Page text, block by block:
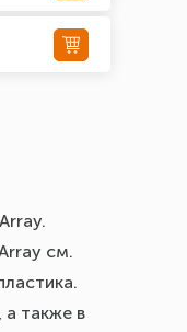
см.
а также в